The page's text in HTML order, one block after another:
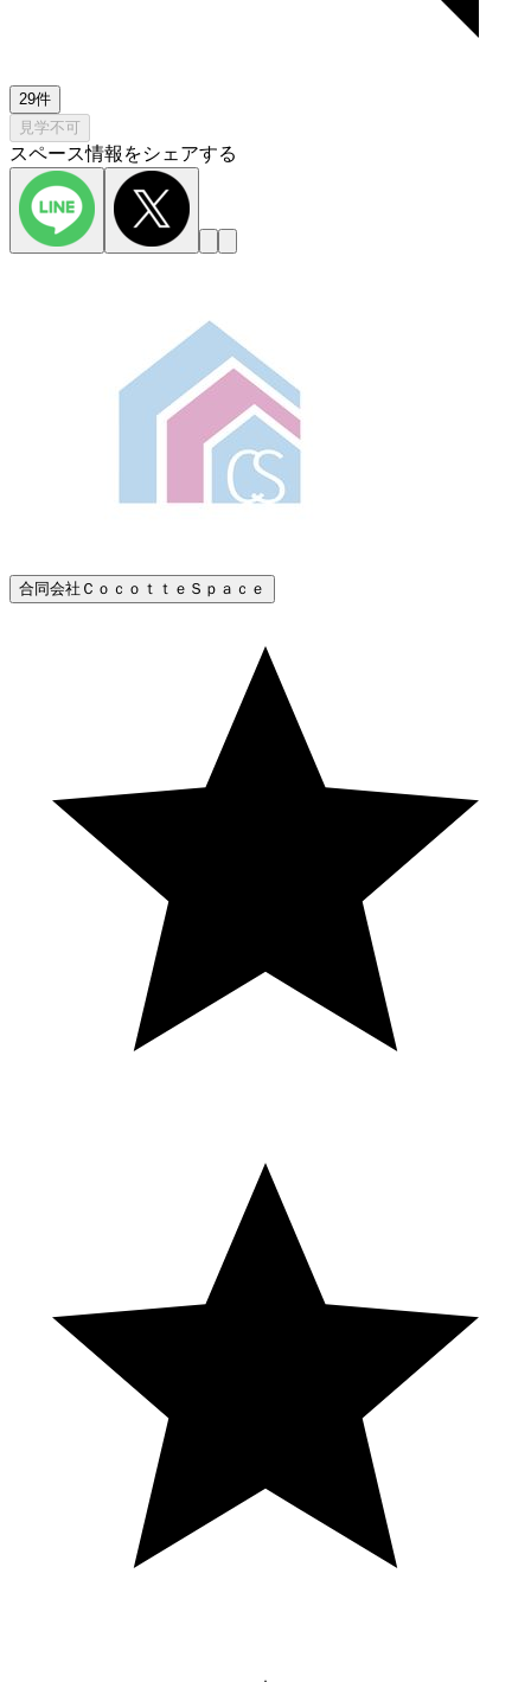
29件
見学不可
スペース情報をシェアする
合同会社ＣｏｃｏｔｔｅＳｐａｃｅ